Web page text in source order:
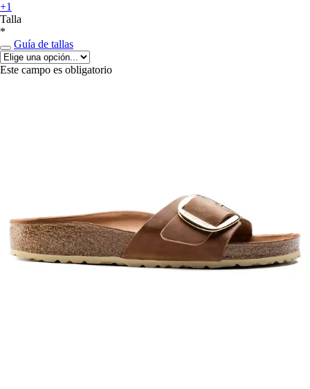
+1
Talla
*
Guía de tallas
Este campo es obligatorio